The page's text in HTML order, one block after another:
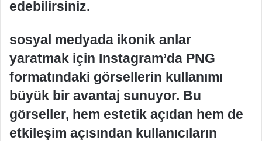
edebilirsiniz.
sosyal medyada ikonik anlar
yaratmak için Instagram’da PNG
formatındaki görsellerin kullanımı
büyük bir avantaj sunuyor. Bu
görseller, hem estetik açıdan hem de
etkileşim açısından kullanıcıların